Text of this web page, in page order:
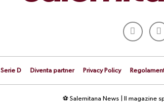
Serie D Diventa partner Privacy Policy
⚽ Salernitana News | Il magazine